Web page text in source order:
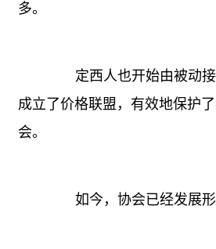
多。
定西人也开始由被动接
成立了价格联盟，有效地保护
会。
如今，协会已经发展形